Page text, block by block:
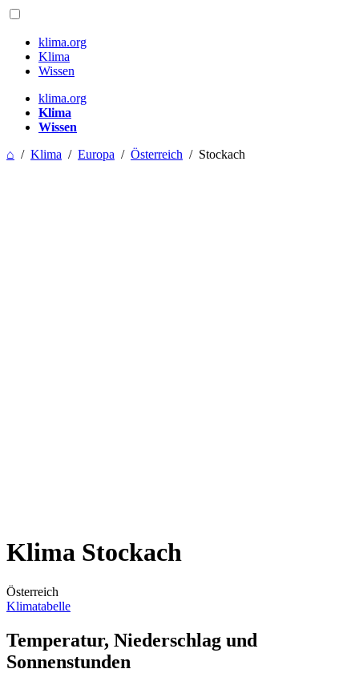
klima.org
Klima
Wissen
klima.org
Klima
Wissen
⌂ / Klima / Europa / Österreich / Stockach
Klima Stockach
Österreich
Klimatabelle
Temperatur, Niederschlag und
Sonnenstunden